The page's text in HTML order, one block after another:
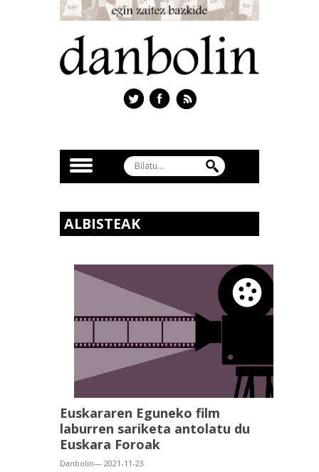
ALBISTEAK
Euskararen Eguneko film
laburren sariketa antolatu du
Euskara Foroak
Danbolin— 2021-11-23